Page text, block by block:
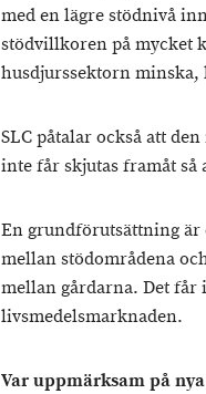
med en lägre stödnivå
stödvillkoren på mycket
husdjurssektorn
SLC påtalar också att
inte får skjutas framåt så
En grundförutsättning är
mellan stödområdena
mellan gårdarna. Det
livsmedelsmarknaden.
Var uppmärksam på